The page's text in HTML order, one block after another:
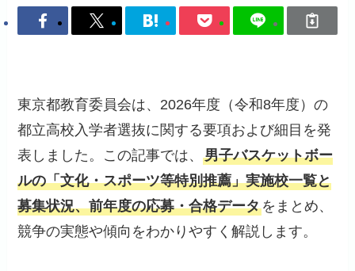
東京都教育委員会は、2026年度（令和8年度）の
都立高校入学者選抜に関する要項および細目を発
表しました。この記事では、男子バスケットボー
ルの「文化・スポーツ等特別推薦」実施校一覧と
募集状況、前年度の応募・合格データをまとめ、
競争の実態や傾向をわかりやすく解説します。